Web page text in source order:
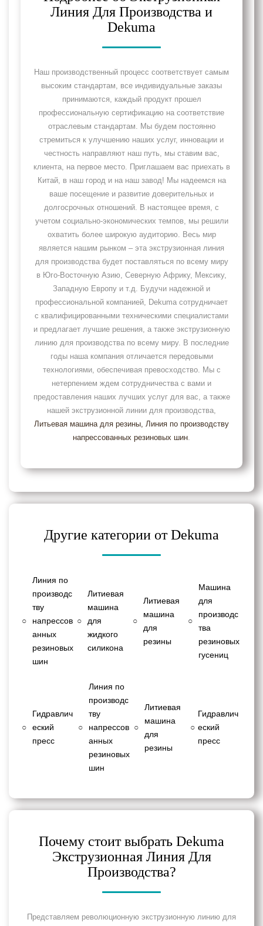
Линия Для Производства и
Dekuma
Наш производственный процесс соответствует самым
высоким стандартам, все индивидуальные заказы
принимаются, каждый продукт прошел
профессиональную сертификацию на соответствие
отраслевым стандартам. Мы будем постоянно
стремиться к улучшению наших услуг, инновации и
честность направляют наш путь, мы ставим вас,
клиента, на первое место. Приглашаем вас приехать в
Китай, в наш город и на наш завод! Мы надеемся на
ваше посещение и развитие доверительных и
долгосрочных отношений. В настоящее время, с
учетом социально-экономических темпов, мы решили
охватить более широкую аудиторию. Весь мир
является нашим рынком – эта экструзионная линия
для производства будет поставляться по всему миру
в Юго-Восточную Азию, Северную Африку, Мексику,
Западную Европу и т.д. Будучи надежной и
профессиональной компанией, Dekuma сотрудничает
с квалифицированными техническими специалистами
и предлагает лучшие решения, а также экструзионную
линию для производства по всему миру. В последние
годы наша компания отличается передовыми
технологиями, обеспечивая превосходство. Мы с
нетерпением ждем сотрудничества с вами и
предоставления наших лучших услуг для вас, а также
нашей экструзионной линии для производства,
Литьевая машина для резины, Линия по производству
напрессованных резиновых шин.
Другие категории от Dekuma
○
Линия по
производс
тву
напрессов
анных
резиновых
шин
○
Литиевая
машина
для
жидкого
силикона
○
Литиевая
машина
для
резины
○
Машина
для
производс
тва
резиновых
гусениц
○
Гидравлич
еский
пресс
○
Линия по
производс
тву
напрессов
анных
резиновых
шин
○
Литиевая
машина
для
резины
○
Гидравлич
еский
пресс
Почему стоит выбрать Dekuma
Экструзионная Линия Для
Производства?
Представляем революционную экструзионную линию для